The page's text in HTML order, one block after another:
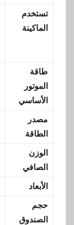
تستخدم
الماكينة
طاقة
الموتور
الأساسي
مصدر
الطاقة
الوزن
الصافي
الأبعاد
حجم
الصندوق